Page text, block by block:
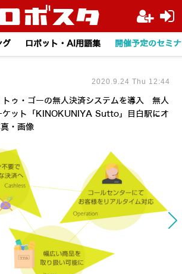
グ ロボット・AI用語集 開催予定のセミ
トゥ・ゴーの無人決済システムを導入 無人
ケット「KINOKUNIYA Sutto」目白駅にオ
・画像
2020.9.24 Thu 12:44